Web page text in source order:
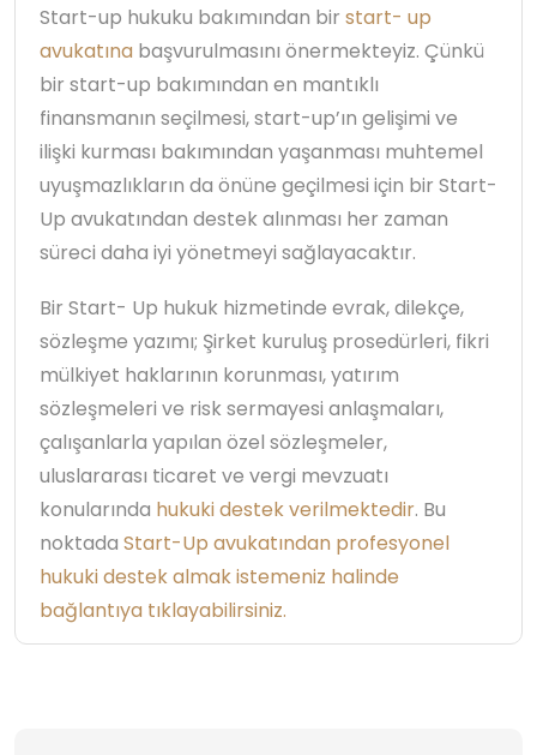
Start-up hukuku bakımından bir start- up
avukatına başvurulmasını önermekteyiz. Çünkü
bir start-up bakımından en mantıklı
finansmanın seçilmesi, start-up’ın gelişimi ve
ilişki kurması bakımından yaşanması muhtemel
uyuşmazlıkların da önüne geçilmesi için bir Start-
Up avukatından destek alınması her zaman
süreci daha iyi yönetmeyi sağlayacaktır.
Bir Start- Up hukuk hizmetinde evrak, dilekçe,
sözleşme yazımı; Şirket kuruluş prosedürleri, fikri
mülkiyet haklarının korunması, yatırım
sözleşmeleri ve risk sermayesi anlaşmaları,
çalışanlarla yapılan özel sözleşmeler,
uluslararası ticaret ve vergi mevzuatı
konularında hukuki destek verilmektedir. Bu
noktada Start-Up avukatından profesyonel
hukuki destek almak istemeniz halinde
bağlantıya tıklayabilirsiniz.